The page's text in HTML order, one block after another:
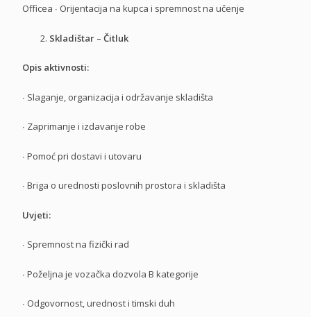
Officea ∙ Orijentacija na kupca i spremnost na učenje
Skladištar – Čitluk
Opis aktivnosti:
∙ Slaganje, organizacija i održavanje skladišta
∙ Zaprimanje i izdavanje robe
∙Pomoć pri dostavi i utovaru
∙Briga o urednosti poslovnih prostora i skladišta
Uvjeti:
∙ Spremnost na fizički rad
∙Poželjna je vozačka dozvola B kategorije
∙ Odgovornost, urednost i timski duh